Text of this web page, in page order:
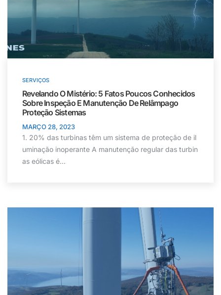
SERVIÇOS
Revelando O Mistério: 5 Fatos Poucos Conhecidos
SobreInspeção E Manutenção DeRelâmpago
Proteção Sistemas
MARÇO 28, 2023
1. 20% das turbinas têm um sistema de proteção de il
uminação inoperante A manutenção regular das turbin
as eólicas é...